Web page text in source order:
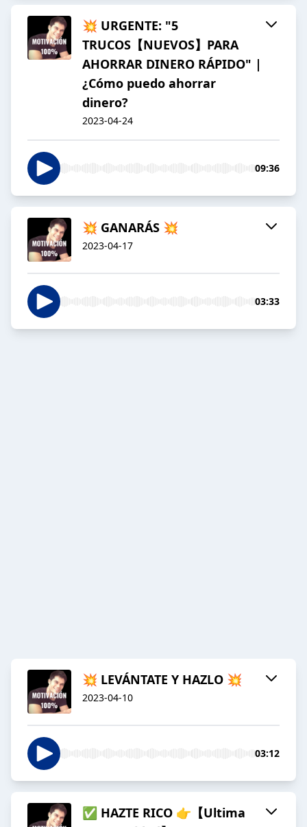
💥 URGENTE: "5
TRUCOS【NUEVOS】PARA
AHORRAR DINERO RÁPIDO" |
¿Cómo puedo ahorrar
dinero?
2023-04-24
09:36
💥 GANARÁS 💥
2023-04-17
03:33
💥 LEVÁNTATE Y HAZLO 💥
2023-04-10
03:12
✅ HAZTE RICO 👉【Ultima